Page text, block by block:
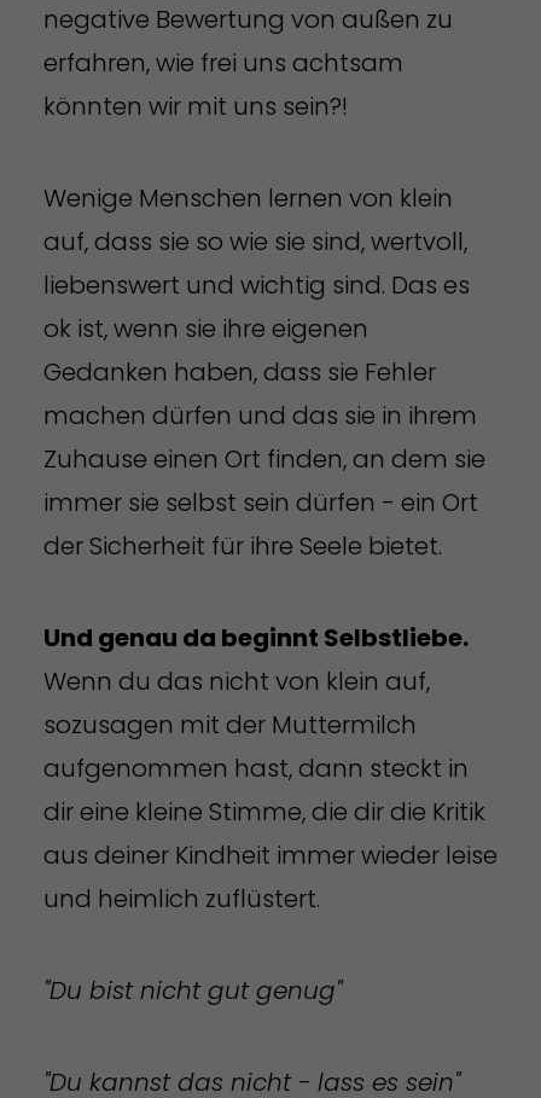
negative Bewertung von außen zu
erfahren, wie frei uns achtsam
könnten wir mit uns sein?!
Wenige Menschen lernen von klein
auf, dass sie so wie sie sind, wertvoll,
liebenswert und wichtig sind. Das es
ok ist, wenn sie ihre eigenen
Gedanken haben, dass sie Fehler
machen dürfen und das sie in ihrem
Zuhause einen Ort finden, an dem sie
immer sie selbst sein dürfen - ein Ort
der Sicherheit für ihre Seele bietet.
Und genau da beginnt Selbstliebe.
Wenn du das nicht von klein auf,
sozusagen mit der Muttermilch
aufgenommen hast, dann steckt in
dir eine kleine Stimme, die dir die Kritik
aus deiner Kindheit immer wieder leise
und heimlich zuflüstert.
"Du bist nicht gut genug"
"Du kannst das nicht - lass es sein"